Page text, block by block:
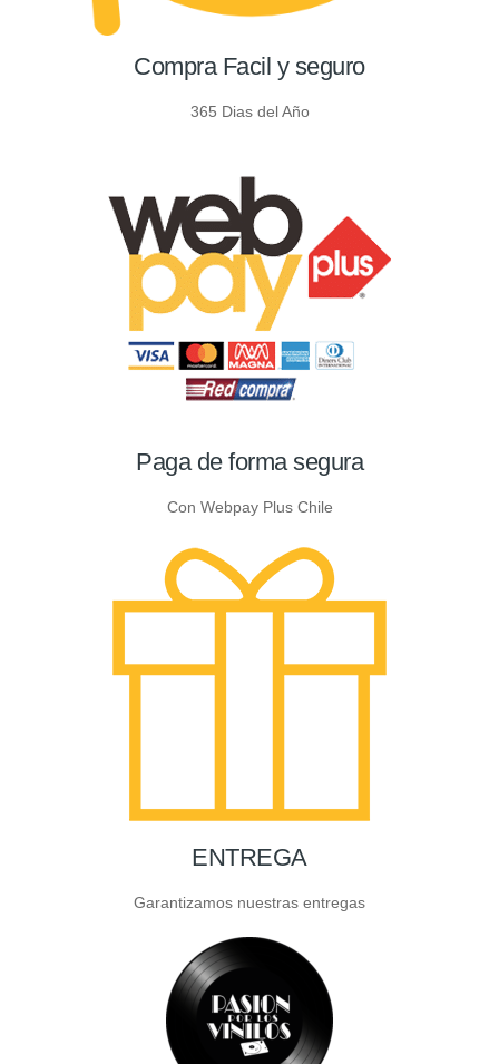
Compra Facil y seguro
365 Dias del Año
Paga de forma segura
Con Webpay Plus Chile
ENTREGA
Garantizamos nuestras entregas